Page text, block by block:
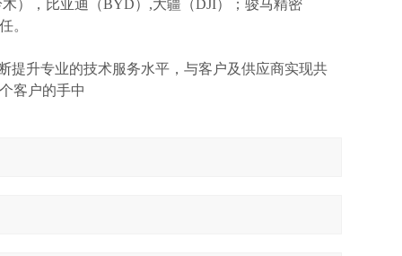
），比亚迪（BYD）,大疆（DJI）；骏马精密
任。
提升专业的技术服务水平，与客户及供应商实现共
客户的手中